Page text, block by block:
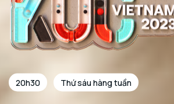
20h30 Thứ sáu hàng tuần